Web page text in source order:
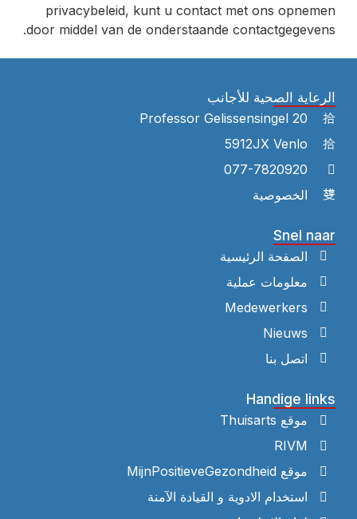
privacybeleid, kunt u contact met ons opnemen
door middel van de onderstaande contactgegevens.
الرعاية الصحية للأجانب
Professor Gelissensingel 20
5912JX Venlo
077-7820920
الخصوصية
Snel naar
الصفحة الرئيسية
معلومات عملية
Medewerkers
Nieuws
اتصل بنا
Handige links
موقع Thuisarts
RIVM
موقع MijnPositieveGezondheid
استخدام الادوية و القيادة الآمنة